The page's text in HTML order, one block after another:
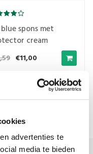
advertenties te
media te bieden
spons met
cream
deal
€11,00